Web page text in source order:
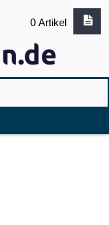
0 Artikel